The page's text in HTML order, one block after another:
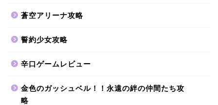
蒼空アリーナ攻略
誓約少女攻略
辛口ゲームレビュー
金色のガッシュベル！！永遠の絆の仲間たち攻
略